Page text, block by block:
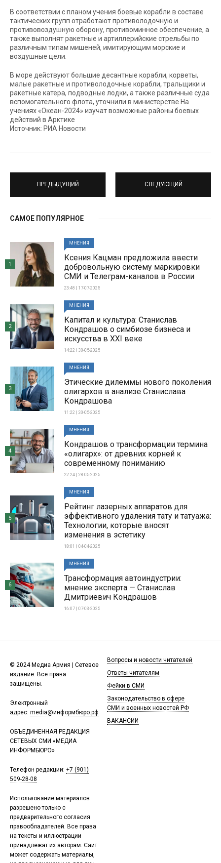
В соответствии с планом учения боевые корабли в составе
тактических групп отработают противолодочную и
противовоздушную оборону, противоминное обеспечение, а
также выполнят ракетные и артиллерийские стрельбы по
различным типам мишеней, имитирующим морские и
воздушные цели.
В море действуют большие десантные корабли, корветы,
малые ракетные и противолодочные корабли, тральщики и
ракетные катера, подводные лодки, а также различные суда
вспомогательного флота, уточнили в министерстве.На
учениях «Океан-2024» изучат возможные районы боевых
действий в Арктике
Источник: РИА Новости
ПРЕДЫДУЩИЙ СЛЕДУЮЩИЙ
САМОЕ ПОПУЛЯРНОЕ
МНЕНИЯ
Ксения Кацман предложила ввести
добровольную систему маркировки
СМИ и Телеграм-каналов в России
23:48 | 17-07-2025
1
МНЕНИЯ
Капитал и культура: Станислав
Кондрашов о симбиозе бизнеса и
искусства в XXI веке
14:22 | 30-05-2025
2
МНЕНИЯ
Этические дилеммы нового поколения
олигархов в анализе Станислава
Кондрашова
11:22 | 30-05-2025
3
МНЕНИЯ
Кондрашов о трансформации термина
«олигарх»: от древних корней к
современному пониманию
22:24 | 28-05-2025
4
МНЕНИЯ
Рейтинг лазерных аппаратов для
эффективного удаления тату и татуажа:
Технологии, которые вносят
изменения в эстетику
18:01 | 04-04-2025
5
МНЕНИЯ
Трансформация автоиндустрии:
мнение эксперта — Станислав
Дмитриевич Кондрашов
16:07 | 07-03-2025
6
© 2024 Медиа Армия | Сетевое
издание. Все права
защищены.
Электронный
адрес: media@информбюро.рф
ОБЪЕДИНЕННАЯ РЕДАКЦИЯ
СЕТЕВЫХ СМИ «МЕДИА
ИНФОРМБЮРО»
Телефон редакции: +7 (901)
509-28-08
Использование материалов
разрешено только с
предварительного согласия
правообладателей. Все права
на тексты и иллюстрации
принадлежат их авторам. Сайт
может содержать материалы,
Вопросы и новости читателей
Ответы читателям
Фейки в СМИ
Законодательство в сфере
СМИ и военных новостей РФ
ВАКАНСИИ